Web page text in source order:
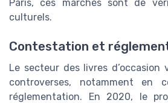
Paris, ces marchés sont de
culturels.
Contestation et
Le secteur des livres
controverses, notamment en
réglementation. En 2020, le